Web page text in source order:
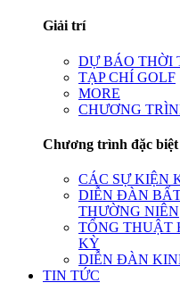
Giải trí
DỰ BÁO THỜI
TẠP CHÍ GOLF
MORE
CHƯƠNG
Chương trình đặc biệt
CÁC SỰ KIỆN
DIỄN ĐÀN
THƯỜNG NIÊN
TỔNG THUẬT
KỲ
DIỄN ĐÀN
TIN TỨC